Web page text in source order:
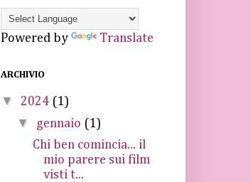
Powered by Translate
ARCHIVIO
▼ 2024 (1)
▼ gennaio (1)
Chi ben comincia... il
mio parere sui film
visti t...